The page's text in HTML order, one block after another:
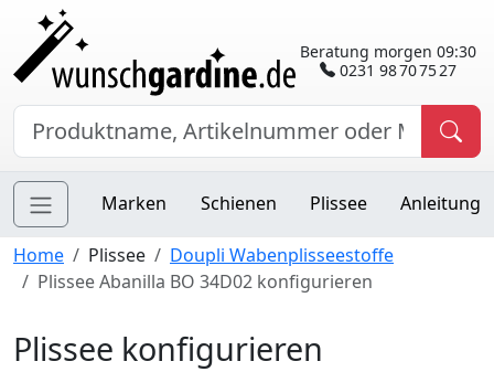
Beratung morgen 09:30
0231 98 70 75 27
Marken Schienen Plissee Anleitung
Home Plissee
Doupli Wabenplisseestoffe
Plissee Abanilla BO 34D02 konfigurieren
Plissee konfigurieren